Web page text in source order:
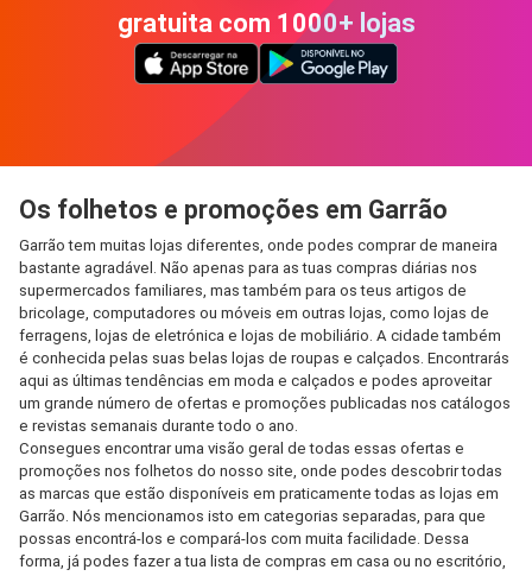
gratuita com 1000+ lojas
Os folhetos e promoções em Garrão
Garrão tem muitas lojas diferentes, onde podes comprar de maneira
bastante agradável. Não apenas para as tuas compras diárias nos
supermercados familiares, mas também para os teus artigos de
bricolage, computadores ou móveis em outras lojas, como lojas de
ferragens, lojas de eletrónica e lojas de mobiliário. A cidade também
é conhecida pelas suas belas lojas de roupas e calçados. Encontrarás
aqui as últimas tendências em moda e calçados e podes aproveitar
um grande número de ofertas e promoções publicadas nos catálogos
e revistas semanais durante todo o ano.
Consegues encontrar uma visão geral de todas essas ofertas e
promoções nos folhetos do nosso site, onde podes descobrir todas
as marcas que estão disponíveis em praticamente todas as lojas em
Garrão. Nós mencionamos isto em categorias separadas, para que
possas encontrá-los e compará-los com muita facilidade. Dessa
forma, já podes fazer a tua lista de compras em casa ou no escritório,